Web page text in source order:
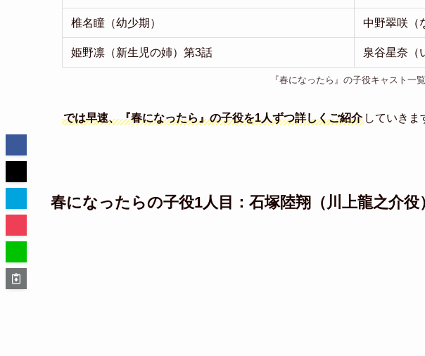
椎名瞳（幼少期） 中野翠咲（
姫野凛（新生児の姉）第3話 泉谷星奈（
『春になったら』の子役キャスト一覧
では早速、『春になったら』の子役を1人ずつ詳しくご紹介 していきま
春になったらの子役1人目：石塚陸翔（川上龍之介役